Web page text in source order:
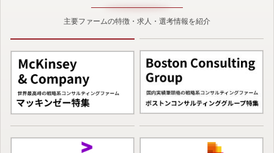
主要ファームの特徴・求人・選考情報を紹介